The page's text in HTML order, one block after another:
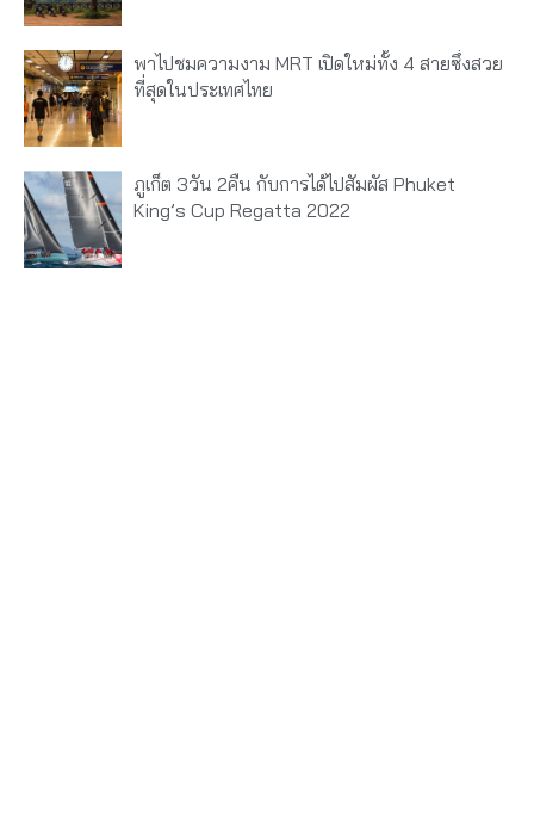
พาไปชมความงาม MRT เปิดใหม่ทั้ง 4 สายซึ่งสวย
ที่สุดในประเทศไทย
ภูเก็ต 3วัน 2คืน กับการได้ไปสัมผัส Phuket
King’s Cup Regatta 2022